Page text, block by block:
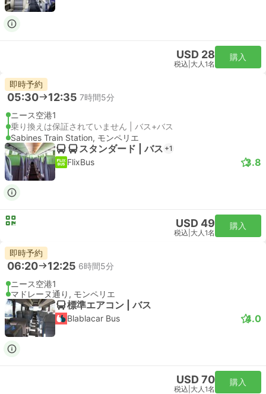
USD 28
税込 大人1名
購入
即時予約
05:30 12:35 7時間5分
ニース空港1
乗り換えは保証されていません | バス+バス
Sabines Train Station, モンペリエ
スタンダード | バス +1
FlixBus 3.8
USD 49
税込 大人1名
購入
即時予約
06:20 12:25 6時間5分
ニース空港1
マドレーヌ通り, モンペリエ
標準エアコン | バス
Blablacar Bus 4.0
USD 70
税込 大人1名
購入